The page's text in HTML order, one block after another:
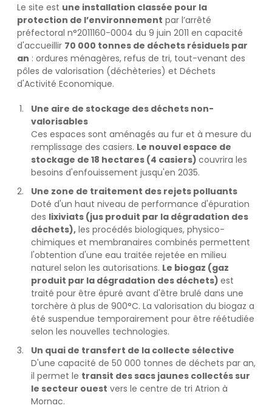
Le site est une installation classée pour la
protection de l’environnement par l’arrêté
préfectoral n°2011160-0004 du 9 juin 2011 en capacité
d'accueillir 70 000 tonnes de déchets résiduels par
an : ordures ménagères, refus de tri, tout-venant des
pôles de valorisation (déchèteries) et Déchets
d'Activité Economique.
Une aire de stockage des déchets non-
valorisables
Ces espaces sont aménagés au fur et à mesure du
remplissage des casiers. Le nouvel espace de
stockage de 18 hectares (4 casiers) couvrira les
besoins d'enfouissement jusqu'en 2035.
Une zone de traitement des rejets polluants
Doté d'un haut niveau de performance d'épuration
des lixiviats (jus produit par la dégradation des
déchets),les procédés biologiques, physico-
chimiques et membranaires combinés permettent
l'obtention d'une eau traitée rejetée en milieu
naturel selon les autorisations. Le biogaz (gaz
produit par la dégradation des déchets) est
traité pour être épuré avant d'être brulé dans une
torchère à plus de 900°C. La valorisation du biogaz a
été suspendue temporairement pour être réétudiée
selon les nouvelles technologies.
Un quai de transfert de la collecte sélective
D'une capacité de 50 000 tonnes de déchets par an,
il permet le transit des sacs jaunes collectés sur
le secteur ouest vers le centre de tri Atrion à
Mornac.